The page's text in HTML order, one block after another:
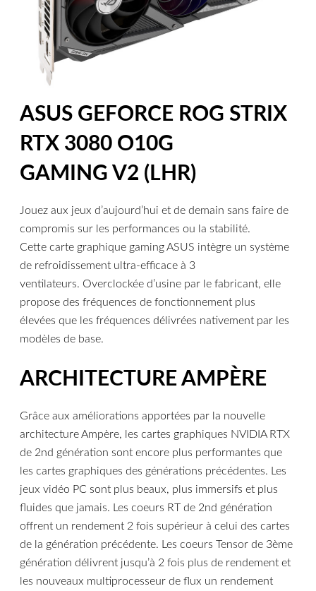
ASUS GEFORCE ROG STRIX
RTX 3080 O10G
GAMING V2 (LHR)
Jouez aux jeux d’aujourd’hui et de demain sans faire de
compromis sur les performances ou la stabilité.
Cette carte graphique gaming ASUS intègre un système
de refroidissement ultra-efficace à 3
ventilateurs. Overclockée d’usine par le fabricant, elle
propose des fréquences de fonctionnement plus
élevées que les fréquences délivrées nativement par les
modèles de base.
ARCHITECTURE AMPÈRE
Grâce aux améliorations apportées par la nouvelle
architecture Ampère, les cartes graphiques NVIDIA RTX
de 2nd génération sont encore plus performantes que
les cartes graphiques des générations précédentes. Les
jeux vidéo PC sont plus beaux, plus immersifs et plus
fluides que jamais. Les coeurs RT de 2nd génération
offrent un rendement 2 fois supérieur à celui des cartes
de la génération précédente. Les coeurs Tensor de 3ème
génération délivrent jusqu’à 2 fois plus de rendement et
les nouveaux multiprocesseur de flux un rendement